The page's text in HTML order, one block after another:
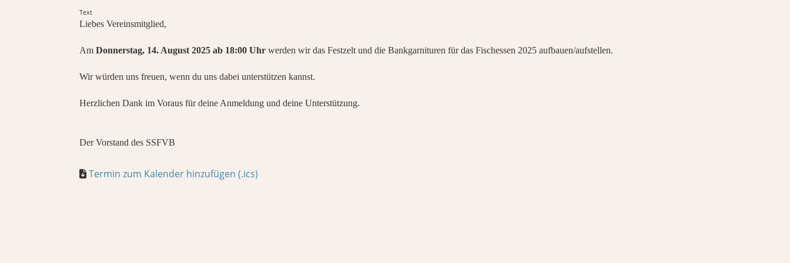
Text
Liebes Vereinsmitglied,
Am Donnerstag, 14. August 2025 ab 18:00 Uhr werden wir das Festzelt und die Bankgarnituren für das Fischessen 2025 aufbauen/aufstellen.
Wir würden uns freuen, wenn du uns dabei unterstützen kannst.
Herzlichen Dank im Voraus für deine Anmeldung und deine Unterstützung.
Der Vorstand des SSFVB
Termin zum Kalender hinzufügen (.ics)